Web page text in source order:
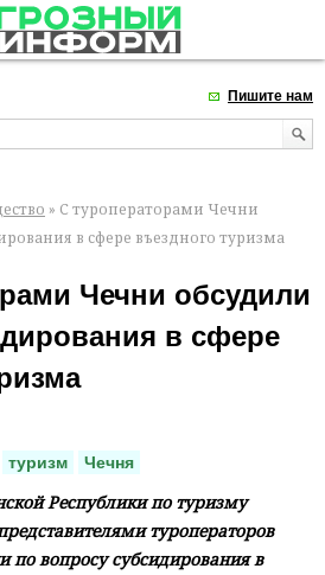
Пишите нам
» С туроператорами Чечни
в сфере въездного туризма
Чечни обсудили
в сфере
туризм Чечня
Республики по туризму
туроператоров
по вопросу субсидирования в